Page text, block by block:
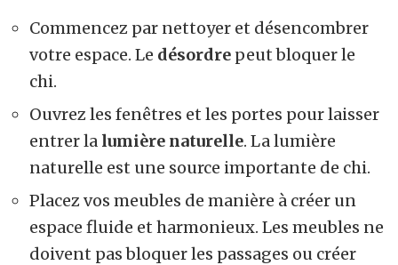
Commencez par nettoyer et désencombrer
votre espace. Le désordre peut bloquer le
chi.
Ouvrez les fenêtres et les portes pour laisser
entrer la lumière naturelle. La lumière
naturelle est une source importante de chi.
Placez vos meubles de manière à créer un
espace fluide et harmonieux. Les meubles ne
doivent pas bloquer les passages ou créer